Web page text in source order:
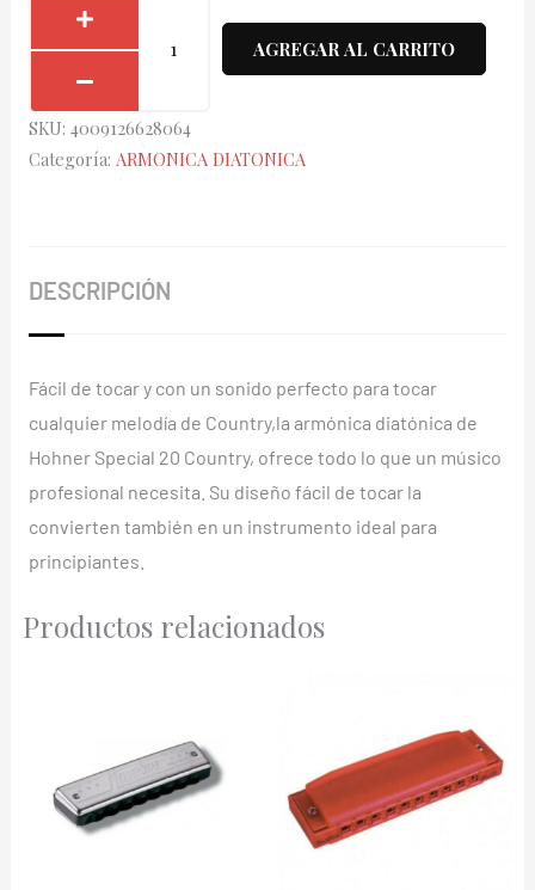
Country
20V
cantidad
AGREGAR AL CARRITO
SKU: 4009126628064
Categoría: ARMONICA DIATONICA
DESCRIPCIÓN
Fácil de tocar y con un sonido perfecto para tocar
cualquier melodía de Country,la armónica diatónica de
Hohner Special 20 Country, ofrece todo lo que un músico
profesional necesita. Su diseño fácil de tocar la
convierten también en un instrumento ideal para
principiantes.
Productos relacionados